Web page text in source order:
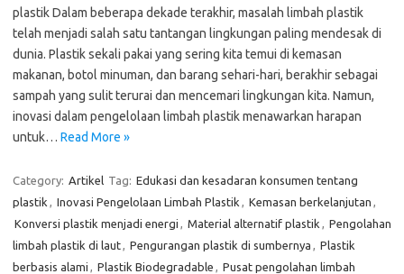
plastik Dalam beberapa dekade terakhir, masalah limbah plastik
telah menjadi salah satu tantangan lingkungan paling mendesak di
dunia. Plastik sekali pakai yang sering kita temui di kemasan
makanan, botol minuman, dan barang sehari-hari, berakhir sebagai
sampah yang sulit terurai dan mencemari lingkungan kita. Namun,
inovasi dalam pengelolaan limbah plastik menawarkan harapan
untuk… Read More »
Category: Artikel Tag: Edukasi dan kesadaran konsumen tentang
plastik , Inovasi Pengelolaan Limbah Plastik , Kemasan berkelanjutan ,
Konversi plastik menjadi energi , Material alternatif plastik , Pengolahan
limbah plastik di laut, Pengurangan plastik di sumbernya , Plastik
berbasis alami , Plastik Biodegradable , Pusat pengolahan limbah